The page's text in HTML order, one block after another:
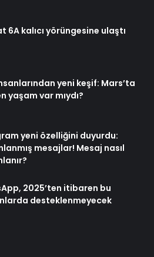
6A kalıcı yörüngesine ulaştı
yeni keşif: Mars’ta
yaşam var mıydı?
yeni özelliğini duyurdu:
mesajlar! Mesaj nasıl
2025’ten itibaren bu
desteklenmeyecek